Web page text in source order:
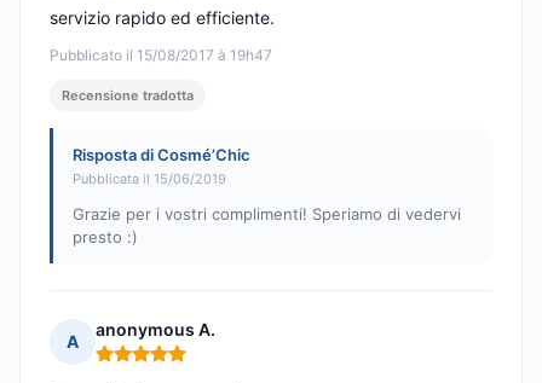
Pubblicato il 15/08/2017 à 19h47
servizio rapido ed efficiente.
Recensione tradotta
Risposta di Cosmé’Chic
Pubblicata il 15/06/2019
Grazie per i vostri complimenti! Speriamo di vedervi
presto :)
A
anonymous A.
Nota: 5 su 5